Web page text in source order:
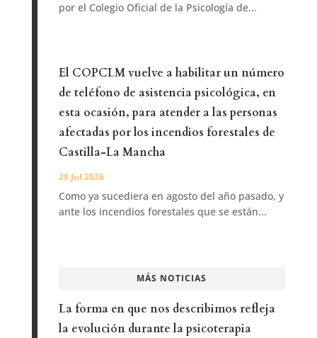
por el Colegio Oficial de la Psicología de...
El COPCLM vuelve a habilitar un número
de teléfono de asistencia psicológica, en
esta ocasión, para atender a las personas
afectadas por los incendios forestales de
Castilla-La Mancha
28 Jul 2026
Como ya sucediera en agosto del año pasado, y
ante los incendios forestales que se están...
MÁS NOTICIAS
La forma en que nos describimos refleja
la evolución durante la psicoterapia